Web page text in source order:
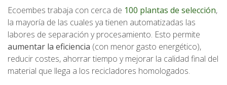
Ecoembes trabaja con cerca de 100 plantas de selección,
la mayoría de las cuales ya tienen automatizadas las
labores de separación y procesamiento. Esto permite
aumentar la eficiencia (con menor gasto energético),
reducir costes, ahorrar tiempo y mejorar la calidad final del
material que llega a los recicladores homologados.